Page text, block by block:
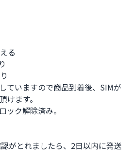
る
ていますので商品到着後、SIMが
けます。
ック解除済み。
がとれましたら、2日以内に発送